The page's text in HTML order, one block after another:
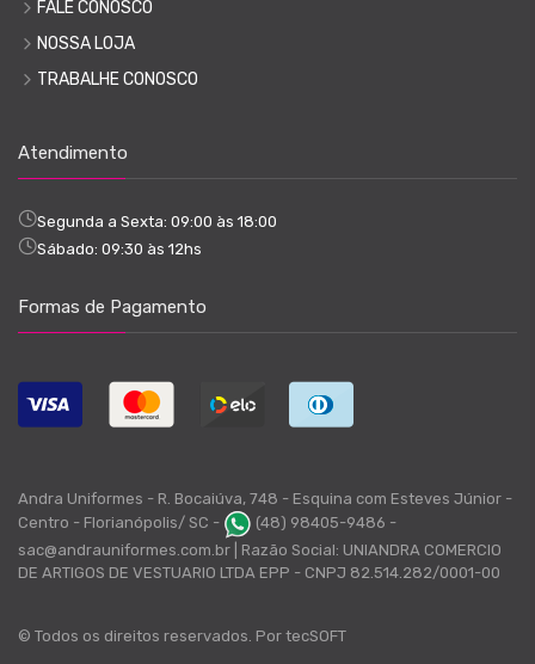
FALE CONOSCO
NOSSA LOJA
TRABALHE CONOSCO
Atendimento
Segunda a Sexta: 09:00 às 18:00
Sábado: 09:30 às 12hs
Formas de Pagamento
Andra Uniformes - R. Bocaiúva, 748 - Esquina com Esteves Júnior -
Centro - Florianópolis/ SC -
(48) 98405-9486 -
sac@andrauniformes.com.br | Razão Social: UNIANDRA COMERCIO
DE ARTIGOS DE VESTUARIO LTDA EPP - CNPJ 82.514.282/0001-00
© Todos os direitos reservados. Por tecSOFT